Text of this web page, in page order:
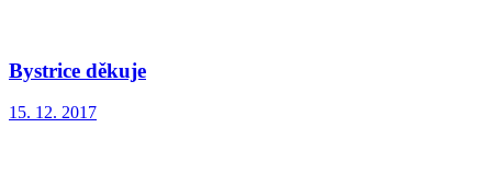
Bystrice děkuje
15. 12. 2017